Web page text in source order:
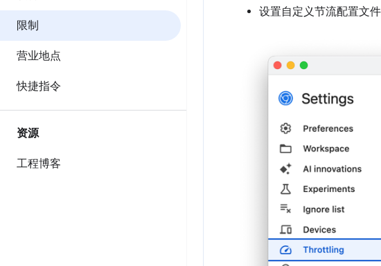
限制
营业地点
快捷指令
资源
工程博客
设置自定义节流配置文